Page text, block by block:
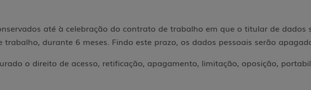
até à celebração do contrato de trabalho em que o titular de dados
durante 6 meses. Findo este prazo, os dados pessoais serão
o direito de acesso, retificação, apagamento, limitação, oposição,